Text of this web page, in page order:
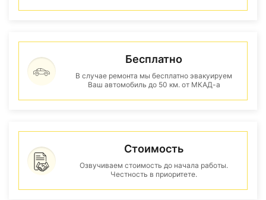
Бесплатно
В случае ремонта мы бесплатно эвакуируем
Ваш автомобиль до 50 км. от МКАД-а
Стоимость
Озвучиваем стоимость до начала работы.
Честность в приоритете.